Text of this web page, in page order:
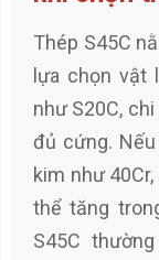
Thép S45C
lựa chọn vật
như S20C,
đủ cứng.
kim như
thể tăng
S45C